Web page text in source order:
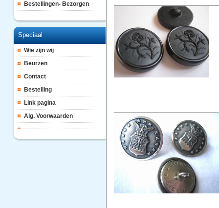
Bestellingen- Bezorgen
Speciaal
Wie zijn wij
Beurzen
Contact
Bestelling
Link pagina
Alg. Voorwaarden